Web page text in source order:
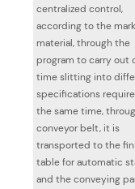
centralized control,
according to the
material, through the
program to carry out
time slitting into
specifications
the same time,
conveyor belt, it is
transported to the
table for automatic
and the conveying